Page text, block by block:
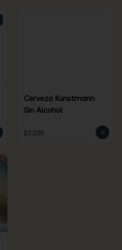
Cerveza Kunstmann
Sin Alcohol
$3.200